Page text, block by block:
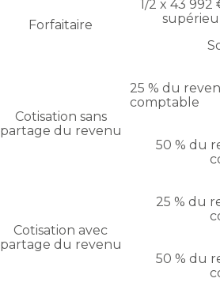
Forfaitaire
1/2 x 43
Cotisation sans
partage du revenu
25 % du
comptable
50 % du
Cotisation avec
partage du revenu
25 % du
50 % du